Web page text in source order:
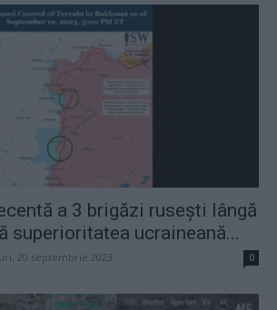
a 3 brigăzi rusești lângă
superioritatea ucraineană...
20 septembrie 2023 0